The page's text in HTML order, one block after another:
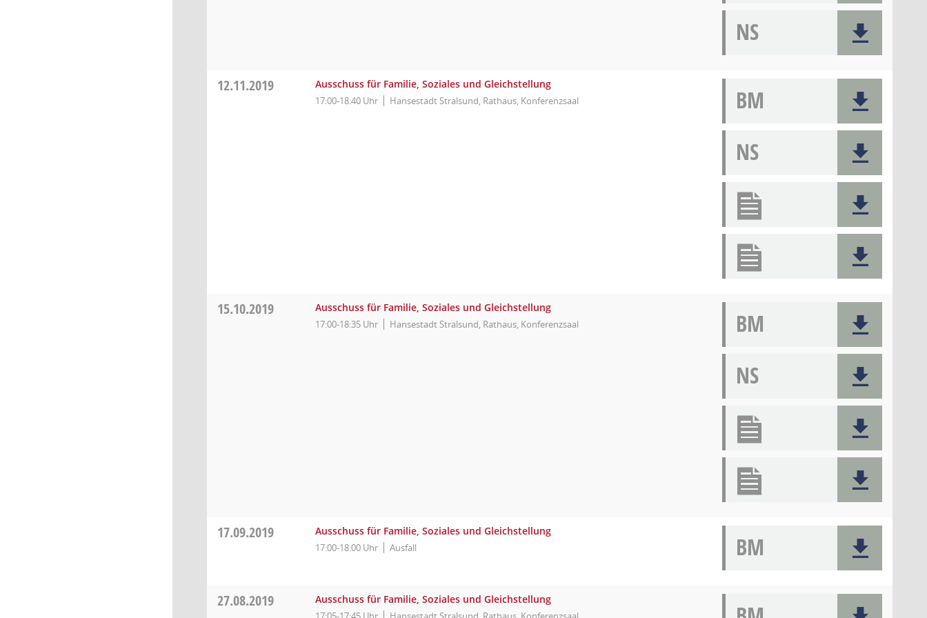
NS
12.11.2019 Ausschuss für Familie, Soziales und Gleichstellung
17:00-18:40 Uhr Hansestadt Stralsund, Rathaus, Konferenzsaal
BM
NS
15.10.2019 Ausschuss für Familie, Soziales und Gleichstellung
17:00-18:35 Uhr Hansestadt Stralsund, Rathaus, Konferenzsaal
BM
NS
17.09.2019 Ausschuss für Familie, Soziales und Gleichstellung
17:00-18:00 Uhr Ausfall BM
27.08.2019 Ausschuss für Familie, Soziales und Gleichstellung